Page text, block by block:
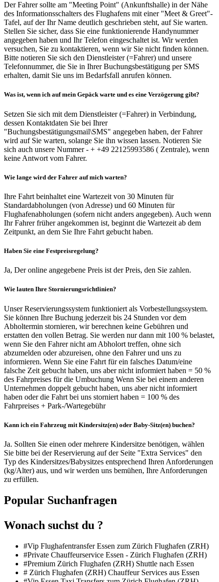
Der Fahrer sollte am "Meeting Point" (Ankunftshalle) in der Nähe
des Informationsschalters des Flughafens mit einer "Meet & Greet"-
Tafel, auf der Ihr Name deutlich geschrieben steht, auf Sie warten.
Stellen Sie sicher, dass Sie eine funktionierende Handynummer
angegeben haben und Ihr Telefon eingeschaltet ist. Wir werden
versuchen, Sie zu kontaktieren, wenn wir Sie nicht finden können.
Bitte notieren Sie sich den Dienstleister (=Fahrer) und unsere
Telefonnummer, die Sie in Ihrer Buchungsbestätigung per SMS
erhalten, damit Sie uns im Bedarfsfall anrufen können.
Was ist, wenn ich auf mein Gepäck warte und es eine Verzögerung gibt?
Setzen Sie sich mit dem Dienstleister (=Fahrer) in Verbindung,
dessen Kontaktdaten Sie bei Ihrer
"Buchungsbestätigungsmail\SMS" angegeben haben, der Fahrer
wird auf Sie warten, solange Sie ihn wissen lassen. Notieren Sie
sich auch unsere Nummer - + +49 22125993586 ( Zentrale), wenn
keine Antwort vom Fahrer.
Wie lange wird der Fahrer auf mich warten?
Ihre Fahrt beinhaltet eine Wartezeit von 30 Minuten für
Standardabholungen (von Adresse) und 60 Minuten für
Flughafenabholungen (sofern nicht anders angegeben). Auch wenn
Ihr Fahrer früher angekommen ist, beginnt die Wartezeit ab dem
Zeitpunkt, an dem Sie Ihre Fahrt gebucht haben.
Haben Sie eine Festpreisregelung?
Ja, Der online angegebene Preis ist der Preis, den Sie zahlen.
Wie lauten Ihre Stornierungsrichtlinien?
Unser Reservierungssystem funktioniert als Vorbestellungssystem.
Sie können Ihre Buchung jederzeit bis 24 Stunden vor dem
Abholtermin stornieren, wir berechnen keine Gebühren und
erstatten den vollen Betrag. Sie werden nur dann mit 100 % belastet,
wenn Sie den Fahrer nicht am Abholort treffen, ohne sich
abzumelden oder abzureisen, ohne den Fahrer und uns zu
informieren. Wenn Sie eine Fahrt für ein falsches Datum/eine
falsche Zeit gebucht haben, uns aber nicht informiert haben = 50 %
des Fahrpreises für die Umbuchung Wenn Sie bei einem anderen
Unternehmen doppelt gebucht haben, uns aber nicht informiert
haben oder die Fahrt bei uns storniert haben = 100 % des
Fahrpreises + Park-/Wartegebühr
Kann ich ein Fahrzeug mit Kindersitz(en) oder Baby-Sitz(en) buchen?
Ja. Sollten Sie einen oder mehrere Kindersitze benötigen, wählen
Sie bitte bei der Reservierung auf der Seite "Extra Services" den
Typ des Kindersitzes/Babysitzes entsprechend Ihren Anforderungen
(kg/Alter) aus, und wir werden uns bemühen, Ihre Anforderungen
zu erfüllen.
Popular Suchanfragen
Wonach suchst du ?
#Vip Flughafentransfer Essen zum Zürich Flughafen (ZRH)
#Private Chauffeurservice Essen - Zürich Flughafen (ZRH)
#Premium Zürich Flughafen (ZRH) Shuttle nach Essen
# Zürich Flughafen (ZRH) Chauffeur Services aus Essen